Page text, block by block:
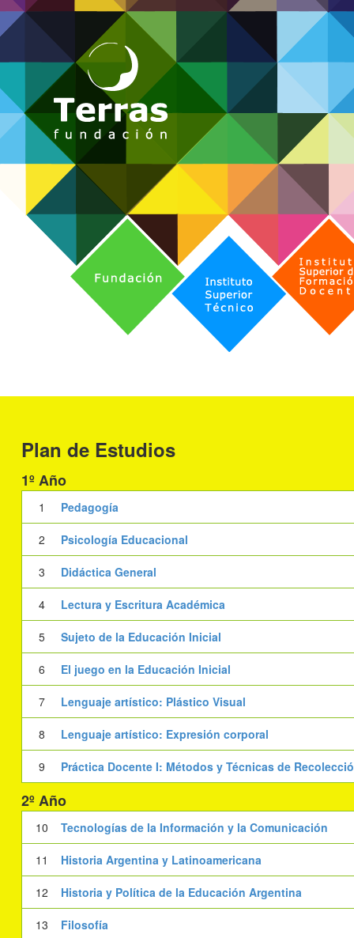
Fundación
Instituto Superior Técnico
Instituto Superior de Formación
Plan de Estudios
1º Año
1 Pedagogía
2 Psicología Educacional
3 Didáctica General
4 Lectura y Escritura Académica
5 Sujeto de la Educación Inicial
6 El juego en la Educación Inicial
7 Lenguaje artístico: Plástico Visual
8 Lenguaje artístico: Expresión corporal
9 Práctica Docente I: Métodos y Técnicas de
2º Año
10 Tecnologías de la Información y la Comunicación
11 Historia Argentina y Latinoamericana
12 Historia y Política de la Educación Argentina
13 Filosofía